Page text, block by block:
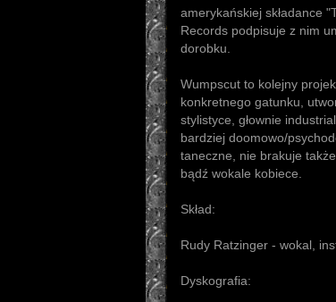
amerykańskiej składance
Records podpisuje z nim
dorobku.
Wumpscut to kolejny
konkretnego gatunku,
stylistyce, głownie
bardziej doomowo/
taneczne, nie brakuje
bądź wokale kobiece.
Skład:
Rudy Ratzinger - wokal,
Dyskografia: